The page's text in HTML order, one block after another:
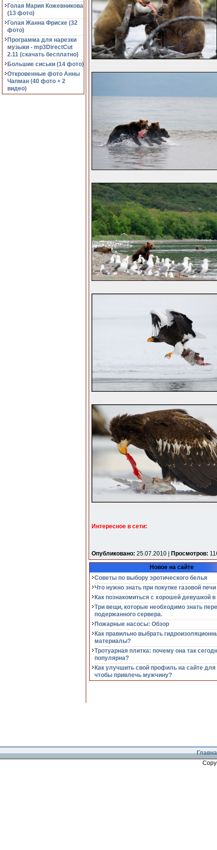
Голая Мария Кожевникова
(13 фото)
Голая Жанна Фриске (32
фото)
Программа для нарезки
музыки - mp3DirectCut
2.11 (cкачать бесплатно)
Большие сиськи (14 фото)
Откровенные фото Анны
Чапман (40 фото + 2
видео)
Интересное в сети:
Опубликовано: 25.07.2010 | Просмотров:
Новое на сайте
Советы по выбору эротического белья
Что нужно знать при покупке газовой печи
Как познакомиться с хорошей девушкой в
Три вещи, которые необходимо знать
подержанного сервера.
Пожарные насосы: Обзор
Как правильно выбрать
материалы?
Тротуарная плитка: почему она так
популярна?
Как улучшить свой профиль на сайте для
чтобы привлечь мужчину?